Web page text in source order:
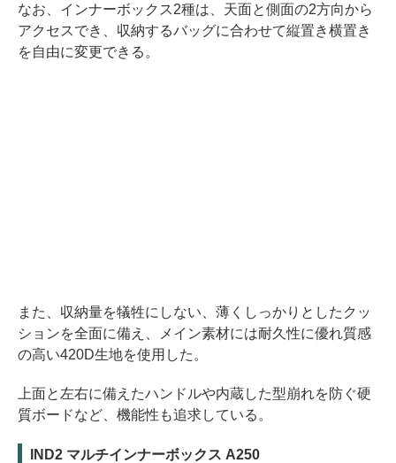
なお、インナーボックス2種は、天面と側面の2方向から
アクセスでき、収納するバッグに合わせて縦置き横置き
を自由に変更できる。
また、収納量を犠牲にしない、薄くしっかりとしたクッ
ションを全面に備え、メイン素材には耐久性に優れ質感
の高い420D生地を使用した。
上面と左右に備えたハンドルや内蔵した型崩れを防ぐ硬
質ボードなど、機能性も追求している。
IND2 マルチインナーボックス A250